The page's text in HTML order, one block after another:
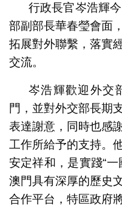
行政長官岑浩輝
部副部長華春瑩會面
拓展對外聯繫，落實
交流。
岑浩輝歡迎外交
門，並對外交部長期
表達謝意，同時也感
工作所給予的支持。
安定祥和，是實踐“一
澳門具有深厚的歷史
合作平台，特區政府